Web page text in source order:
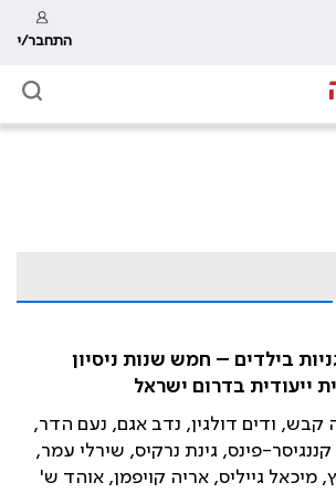
התחבר/י
בילדים – חמש שנות ניסיון
ייעודית בדרום ישראל
קבש, ודים דולגין, נדב אגם, נעם הדר,
פינס, גינת נרקיס, שירלי עמר,
מיכאל גייליס, אריה קויפמן, אוהד ש'